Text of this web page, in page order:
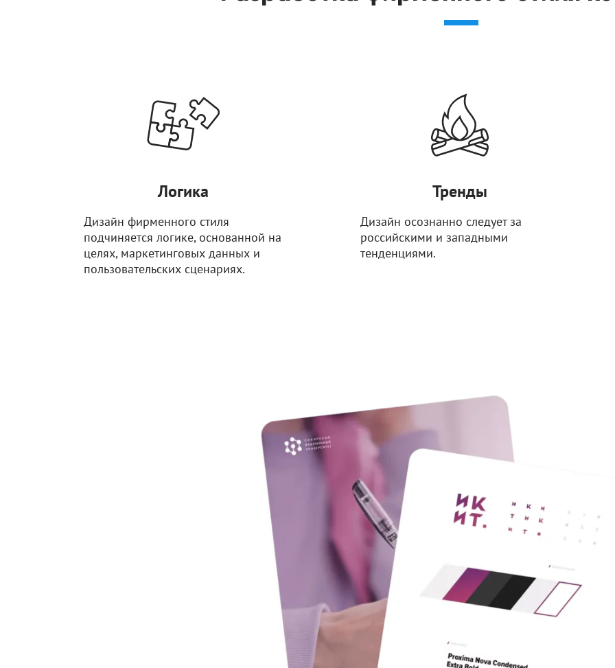
Логика
Дизайн фирменного стиля
подчиняется логике, основанной на
целях, маркетинговых данных и
пользовательских сценариях.
Тренды
Дизайн осознанно следует за
российскими и западными
тенденциями.